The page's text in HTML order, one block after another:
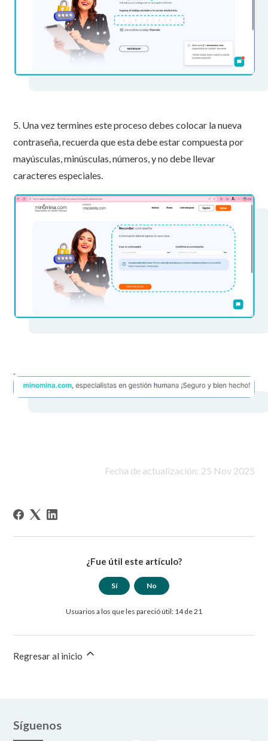
5. Una vez termines este proceso debes colocar la nueva
contraseña, recuerda que esta debe estar compuesta por
mayúsculas, minúsculas, números, y no debe llevar
caracteres especiales.
Fecha de actualización: 25 Nov 2025
¿Fue útil este artículo?
Sí No
Usuarios a los que les pareció útil: 14 de 21
Regresar al inicio
Síguenos